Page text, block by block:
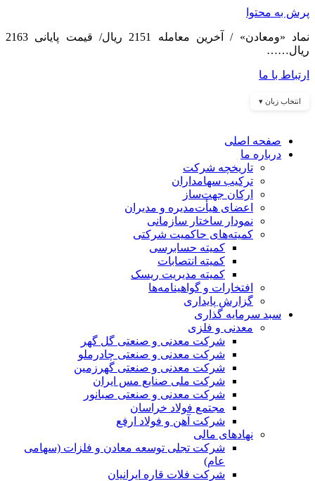
پرش به محتوا
نماد «ومعادن» / آخرین معامله 2151 ریال/ قیمت پایانی 2163
ریال……
ارتباط با ما
انتخاب زبان ▾
صفحه اصلی
درباره ما
تاریخچه شرکت
ترکیب سهامداران
ارکان جهت‌ساز
اعضای هیأت‌مدیره و مدیران
نمودار ساختار سازمانی
کمیته‌های حاکمیت شرکتی
کمیته حسابرسی
کمیته انتصابات
کمیته مدیریت ریسک
افتخارات و گواهینامه‌ها
گزارش پایداری
سبد سرمایه گذاری
معدنی و فلزی
شرکت معدنی و صنعتی گل گهر
شرکت معدنی و صنعتی چادرملو
شرکت معدنی و صنعتی گهرزمین
شرکت ملی صنایع مس ایران
شرکت معدنی و صنعتی صبانور
مجتمع فولاد خراسان
شرکت آهن و فولاد ارفع
نهادهای مالی
شرکت تجلی توسعه معادن و فلزات (سهامی
عام)
شرکت فلات قاره ایرانیان